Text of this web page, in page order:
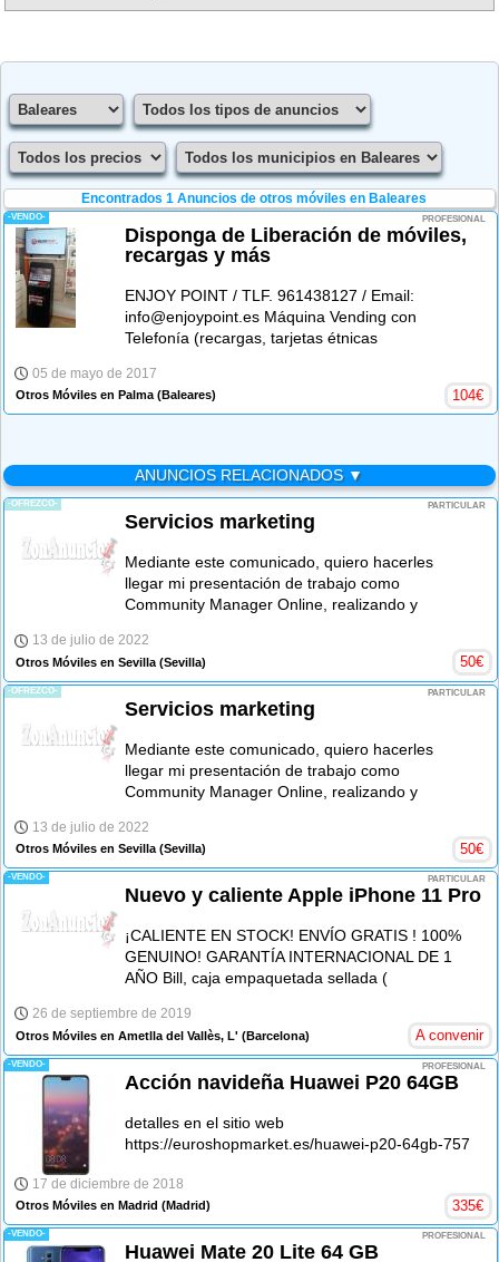
Encontrados 1Anuncios de otros móviles en Baleares
-VENDO- PROFESIONAL
Disponga de Liberación de móviles,
recargas y más
ENJOY POINT / TLF. 961438127 / Email:
info@enjoypoint.es Máquina Vending con
Telefonía (recargas, tarjetas étnicas
05 de mayo de 2017
Otros Móviles en Palma (Baleares) 104€
ANUNCIOS RELACIONADOS ▼
-OFREZCO- PARTICULAR
Servicios marketing
Mediante este comunicado, quiero hacerles
llegar mi presentación de trabajo como
Community Manager Online, realizando y
13 de julio de 2022
Otros Móviles en Sevilla (Sevilla) 50€
-OFREZCO- PARTICULAR
Servicios marketing
Mediante este comunicado, quiero hacerles
llegar mi presentación de trabajo como
Community Manager Online, realizando y
13 de julio de 2022
Otros Móviles en Sevilla (Sevilla) 50€
-VENDO- PARTICULAR
Nuevo y caliente Apple iPhone 11 Pro
¡CALIENTE EN STOCK! ENVÍO GRATIS ! 100%
GENUINO! GARANTÍA INTERNACIONAL DE 1
AÑO Bill, caja empaquetada sellada (
26 de septiembre de 2019
Otros Móviles en Ametlla del Vallès, L' (Barcelona) A convenir
-VENDO- PROFESIONAL
Acción navideña Huawei P20 64GB
detalles en el sitio web
https://euroshopmarket.es/huawei-p20-64gb-757
17 de diciembre de 2018
Otros Móviles en Madrid (Madrid) 335€
-VENDO- PROFESIONAL
Huawei Mate 20 Lite 64 GB